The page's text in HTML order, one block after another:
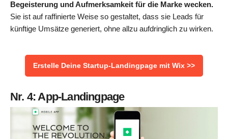
Begeisterung und Aufmerksamkeit für die Marke wecken.
Sie ist auf raffinierte Weise so gestaltet, dass sie Leads für
künftige Umsätze generiert, ohne allzu aufdringlich zu wirken.
Erstelle Deine Startup-Landingpage mit Wix >>
Nr. 4: App-Landingpage